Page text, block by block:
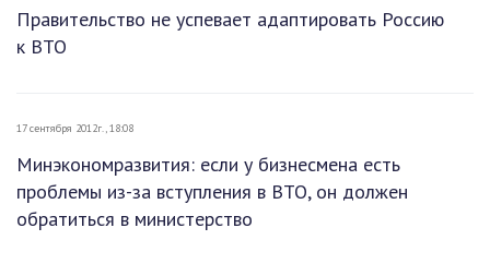
Правительство не успевает адаптировать Россию
к ВТО
17 сентября 2012г., 18:08
Минэкономразвития: если у бизнесмена есть
проблемы из-за вступления в ВТО, он должен
обратиться в министерство